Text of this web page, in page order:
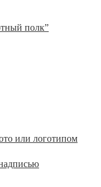
полк”
или логотипом